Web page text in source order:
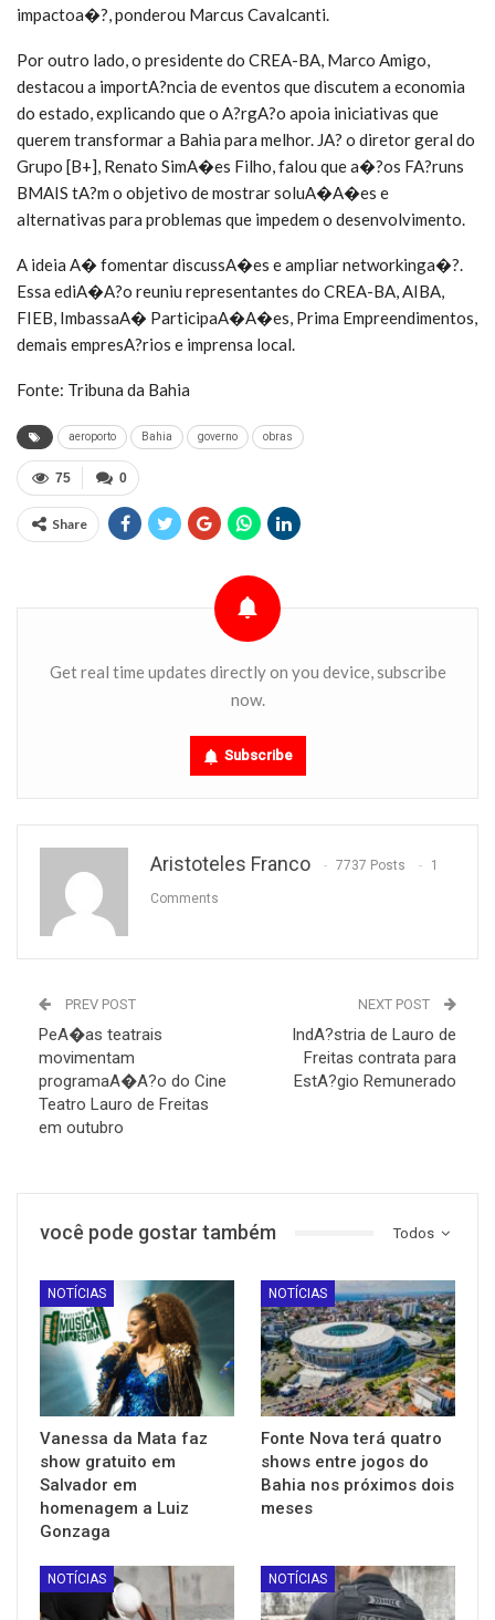
impactoa�?, ponderou Marcus Cavalcanti.
Por outro lado, o presidente do CREA-BA, Marco Amigo,
destacou a importA?ncia de eventos que discutem a economia
do estado, explicando que o A?rgA?o apoia iniciativas que
querem transformar a Bahia para melhor. JA? o diretor geral do
Grupo [B+], Renato SimA�es Filho, falou que a�?os FA?runs
BMAIS tA?m o objetivo de mostrar soluA�A�es e
alternativas para problemas que impedem o desenvolvimento.
A ideia A� fomentar discussA�es e ampliar networkinga�?.
Essa ediA�A?o reuniu representantes do CREA-BA, AIBA,
FIEB, ImbassaA� ParticipaA�A�es, Prima Empreendimentos,
demais empresA?rios e imprensa local.
Fonte: Tribuna da Bahia
aeroporto Bahia governo obras
0
75
Share
Get real time updates directly on you device, subscribe
now.
Subscribe
Aristoteles Franco 7737 Posts 1
Comments
PREV POST
PeA�as teatrais
movimentam
programaA�A?o do Cine
Teatro Lauro de Freitas
em outubro
NEXT POST
IndA?stria de Lauro de
Freitas contrata para
EstA?gio Remunerado
Todos
você pode gostar também
NOTÍCIAS
Vanessa da Mata faz
show gratuito em
Salvador em
homenagem a Luiz
Gonzaga
NOTÍCIAS
Fonte Nova terá quatro
shows entre jogos do
Bahia nos próximos dois
meses
NOTÍCIAS NOTÍCIAS